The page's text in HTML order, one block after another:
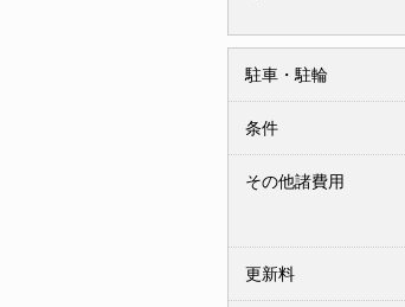
駐車・駐輪
条件
その他諸費用
更新料